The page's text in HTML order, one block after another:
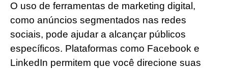
O uso de ferramentas de marketing digital,
como anúncios segmentados nas redes
sociais, pode ajudar a alcançar públicos
específicos. Plataformas como Facebook e
LinkedIn permitem que você direcione suas